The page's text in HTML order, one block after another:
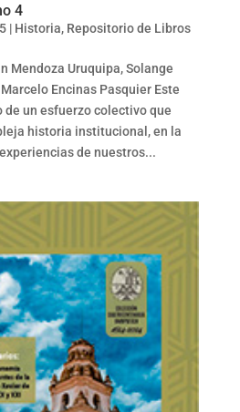
4
| Historia, Repositorio de Libros
Mendoza Uruquipa, Solange
Encinas Pasquier Este
un esfuerzo colectivo que
historia institucional, en la
de nuestros...